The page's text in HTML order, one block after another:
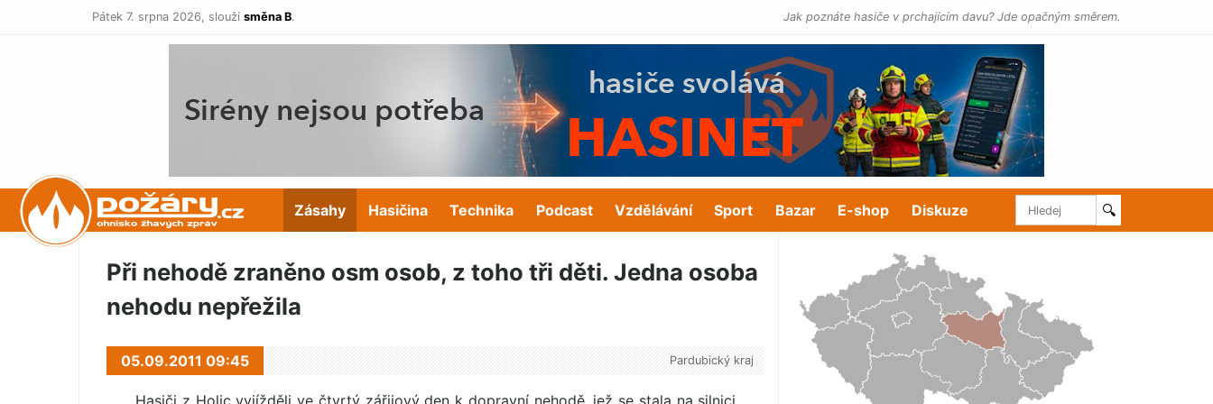
Pátek 7. srpna 2026, slouží směna B. Jak poznáte hasiče v prchajícím davu? Jde opačným směrem.
POŽÁRY.cz Zásahy Hasičina Technika Podcast Vzdělávání Sport Bazar E-shop Diskuze 🔍
Při nehodě zraněno osm osob, z toho tři děti. Jedna osoba
nehodu nepřežila
05.09.2011 09:45 Pardubický kraj